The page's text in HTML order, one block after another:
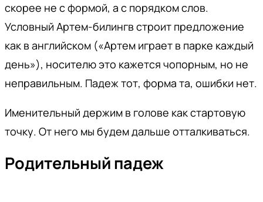
скорее не с формой, а с порядком слов.
Условный Артем-билингв строит предложение
как в английском («Артем играет в парке каждый
день»), носителю это кажется чопорным, но не
неправильным. Падеж тот, форма та, ошибки нет.
Именительный держим в голове как стартовую
точку. От него мы будем дальше отталкиваться.
Родительный падеж